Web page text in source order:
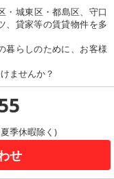
・城東区・都島区、守口
、貸家等の賃貸物件を多
暮らしのために、お客様
ませんか？
季休暇除く)
せ